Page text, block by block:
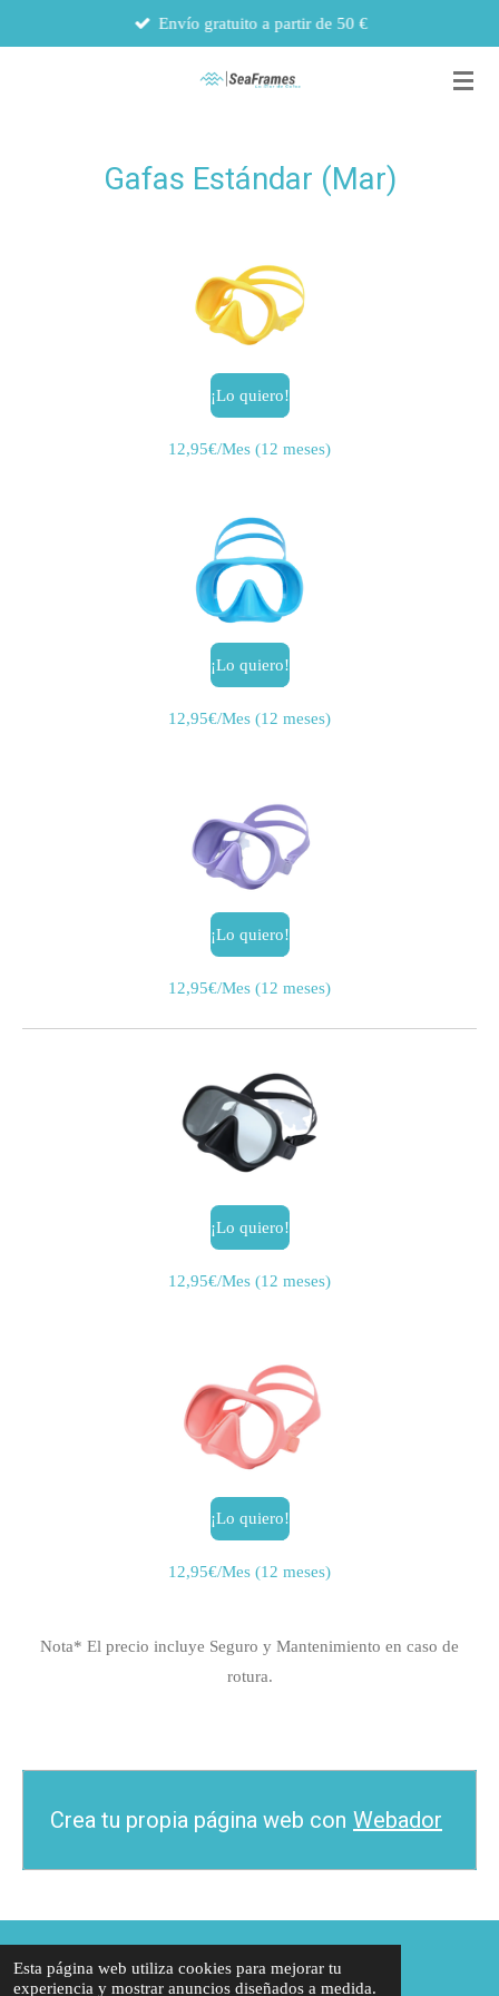
Esta página web utiliza cookies para mejorar tu
experiencia y mostrar anuncios diseñados a medida.
Envío gratuito a partir de 50 €
Gafas Estándar (Mar)
¡Lo quiero!
12,95€/Mes (12 meses)
¡Lo quiero!
12,95€/Mes (12 meses)
¡Lo quiero!
12,95€/Mes (12 meses)
¡Lo quiero!
12,95€/Mes (12 meses)
¡Lo quiero!
12,95€/Mes (12 meses)
Nota* El precio incluye Seguro y Mantenimiento en caso de
rotura.
Crea tu propia página web con Webador